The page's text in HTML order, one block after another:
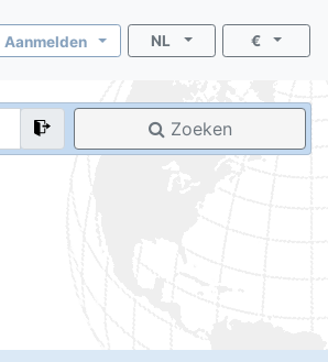
Aanmelden NL €
Zoeken